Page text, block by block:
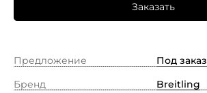
Заказать
Предложение
Под заказ
Бренд
Breitling